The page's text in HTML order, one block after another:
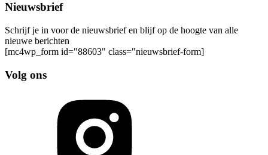
Nieuwsbrief
Schrijf je in voor de nieuwsbrief en blijf op de hoogte van alle
nieuwe berichten
[mc4wp_form id="88603" class="nieuwsbrief-form]
Volg ons